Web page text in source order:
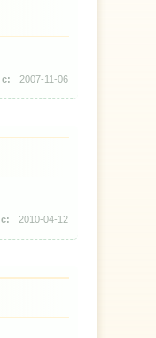
2007-11-06
2010-04-12